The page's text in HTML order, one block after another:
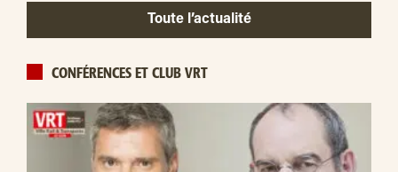
Toute l’actualité
CONFÉRENCES ET CLUB VRT